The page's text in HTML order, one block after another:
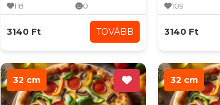
118 0
3140 Ft TOVÁBB
109
3140 Ft
32 cm 32 cm